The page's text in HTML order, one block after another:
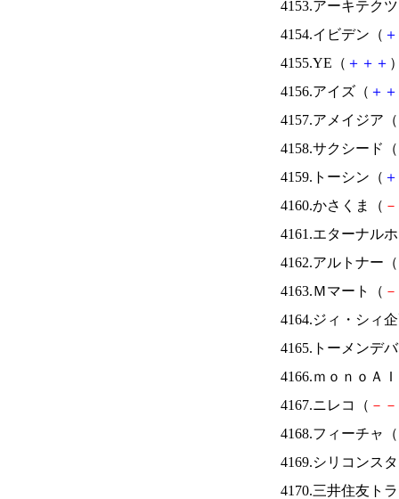
4153.アーキテク
4154.イビデン（ ＋
4155.YE（ ＋ ＋ ＋
4156.アイズ（ ＋ ＋
4157.アメイジア（
4158.サクシード（
4159.トーシン（ ＋
4160.かさくま（ －
4161.エターナル
4162.アルトナー（
4163.Ｍマート（ －
4164.ジィ・シィ
4165.トーメンデ
4166.ｍｏｎｏＡ
4167.ニレコ（ － －
4168.フィーチャ（
4169.シリコンス
4170.三井住友ト